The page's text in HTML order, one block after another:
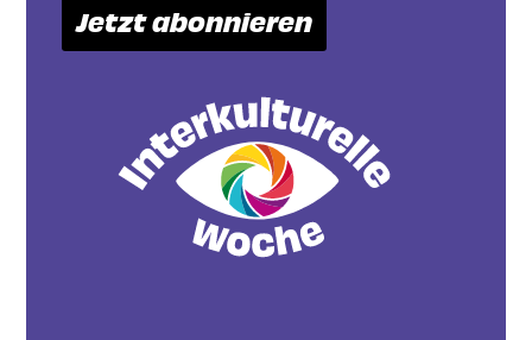
Jetzt abonnieren